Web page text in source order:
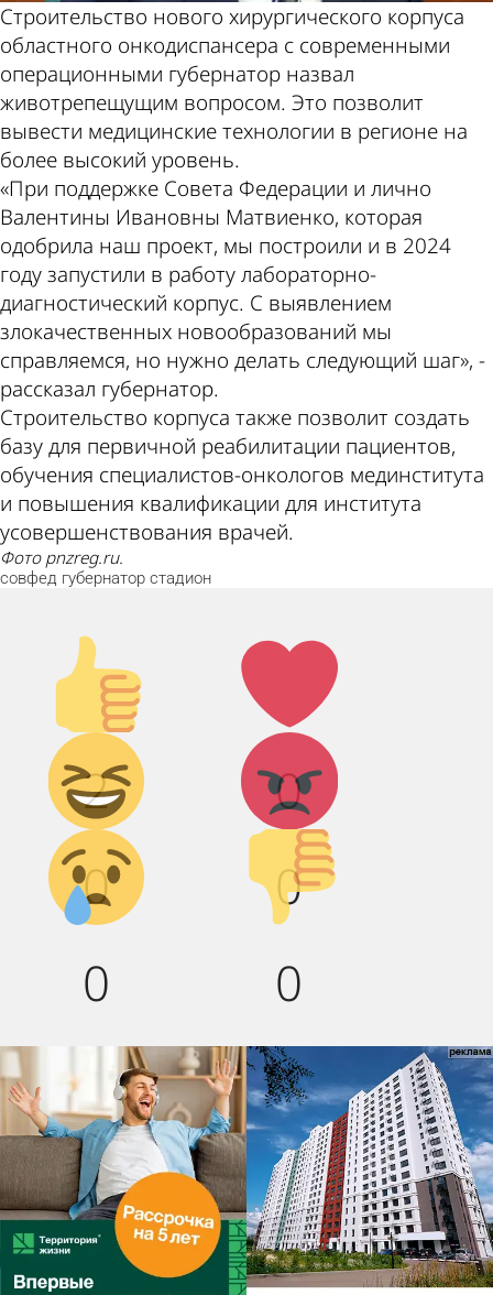
Строительство нового хирургического корпуса
областного онкодиспансера с современными
операционными губернатор назвал
животрепещущим вопросом. Это позволит
вывести медицинские технологии в регионе на
более высокий уровень.
«При поддержке Совета Федерации и лично
Валентины Ивановны Матвиенко, которая
одобрила наш проект, мы построили и в 2024
году запустили в работу лабораторно-
диагностический корпус. С выявлением
злокачественных новообразований мы
справляемся, но нужно делать следующий шаг», -
рассказал губернатор.
Строительство корпуса также позволит создать
базу для первичной реабилитации пациентов,
обучения специалистов-онкологов мединститута
и повышения квалификации для института
усовершенствования врачей.
Фото pnzreg.ru.
совфед губернатор стадион
Палец
вверх!
2
Лайк!
0
Дикий
смех!
0
Агрессия!
0
Грусть :(
0
Палец
вниз!
0